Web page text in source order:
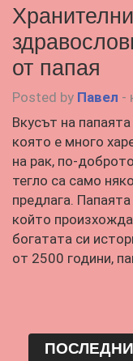
от папая
Posted by Павел -
Вкусът на
която е много
на рак, по-
тегло са само
предлага.
който
богатата си
от 2500 години,